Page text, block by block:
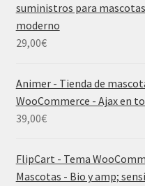
suministros para
moderno
29,00€
Animer - Tienda de
WooCommerce - Ajax en
39,00€
FlipCart - Tema
Mascotas - Bio y amp;